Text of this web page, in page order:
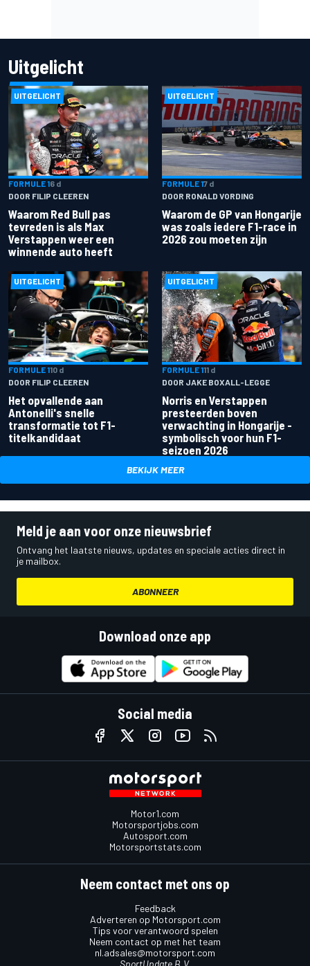
Uitgelicht
UITGELICHT
FORMULE 16 d
DOOR FILIP CLEEREN
Waarom Red Bull pas
tevreden is als Max
Verstappen weer een
winnende auto heeft
UITGELICHT
FORMULE 17 d
DOOR RONALD VORDING
Waarom de GP van Hongarije
was zoals iedere F1-race in
2026 zou moeten zijn
UITGELICHT
FORMULE 110 d
DOOR FILIP CLEEREN
Het opvallende aan
Antonelli's snelle
transformatie tot F1-
titelkandidaat
UITGELICHT
FORMULE 111 d
DOOR JAKE BOXALL-LEGGE
Norris en Verstappen
presteerden boven
verwachting in Hongarije -
symbolisch voor hun F1-
seizoen 2026
BEKIJK MEER
Meld je aan voor onze nieuwsbrief
Ontvang het laatste nieuws, updates en speciale acties direct in
je mailbox.
ABONNEER
Download onze app
Social media
Motor1.com
Motorsportjobs.com
Autosport.com
Motorsportstats.com
Neem contact met ons op
Feedback
Adverteren op Motorsport.com
Tips voor verantwoord spelen
Neem contact op met het team
nl.adsales@motorsport.com